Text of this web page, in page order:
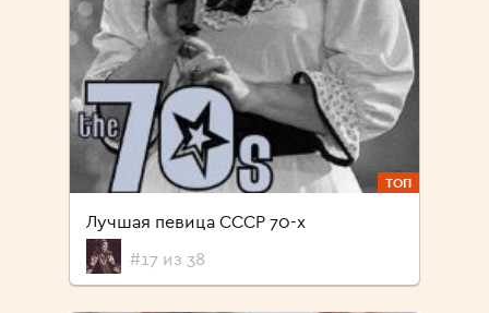
ТОП
Лучшая певица СССР 70-х
#17 из 38